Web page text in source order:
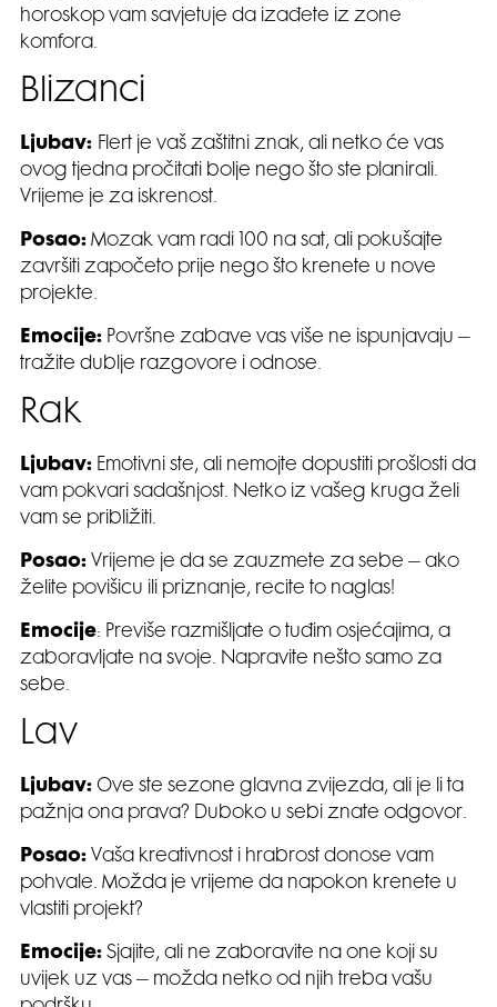
horoskop vam savjetuje da izađete iz zone
komfora.
Blizanci
Ljubav: Flert je vaš zaštitni znak, ali netko će vas
ovog tjedna pročitati bolje nego što ste planirali.
Vrijeme je za iskrenost.
Posao: Mozak vam radi 100 na sat, ali pokušajte
završiti započeto prije nego što krenete u nove
projekte.
Emocije: Površne zabave vas više ne ispunjavaju –
tražite dublje razgovore i odnose.
Rak
Ljubav: Emotivni ste, ali nemojte dopustiti prošlosti da
vam pokvari sadašnjost. Netko iz vašeg kruga želi
vam se približiti.
Posao: Vrijeme je da se zauzmete za sebe – ako
želite povišicu ili priznanje, recite to naglas!
Emocije: Previše razmišljate o tuđim osjećajima, a
zaboravljate na svoje. Napravite nešto samo za
sebe.
Lav
Ljubav: Ove ste sezone glavna zvijezda, ali je li ta
pažnja ona prava? Duboko u sebi znate odgovor.
Posao: Vaša kreativnost i hrabrost donose vam
pohvale. Možda je vrijeme da napokon krenete u
vlastiti projekt?
Emocije: Sjajite, ali ne zaboravite na one koji su
uvijek uz vas – možda netko od njih treba vašu